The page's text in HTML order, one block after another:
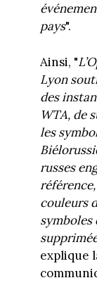
pays".
Ainsi, "
Lyon
des
WTA, de
les
russes
couleurs
symboles
explique